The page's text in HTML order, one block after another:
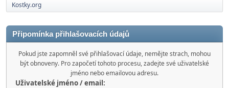
Kostky.org
Připomínka přihlašovacích údajů
Pokud jste zapomněl své přihlašovací údaje, nemějte strach, mohou
být obnoveny. Pro započetí tohoto procesu, zadejte své uživatelské
jméno nebo emailovou adresu.
Uživatelské jméno / email: